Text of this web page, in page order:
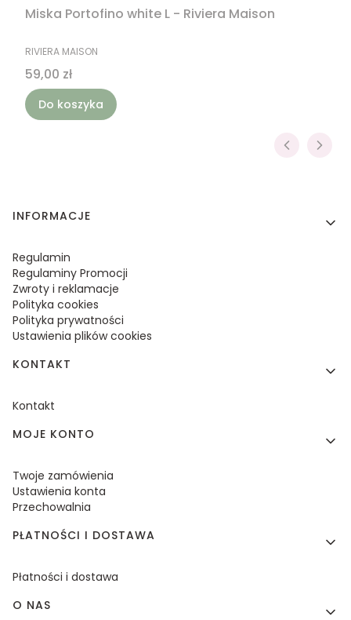
Miska Portofino white L - Riviera Maison
PRODUCENT
RIVIERA MAISON
Cena
59,00 zł
Do koszyka
Linki w stopce
INFORMACJE
Regulamin
Regulaminy Promocji
Zwroty i reklamacje
Polityka cookies
Polityka prywatności
Ustawienia plików cookies
KONTAKT
Kontakt
MOJE KONTO
Twoje zamówienia
Ustawienia konta
Przechowalnia
PŁATNOŚCI I DOSTAWA
Płatności i dostawa
O NAS